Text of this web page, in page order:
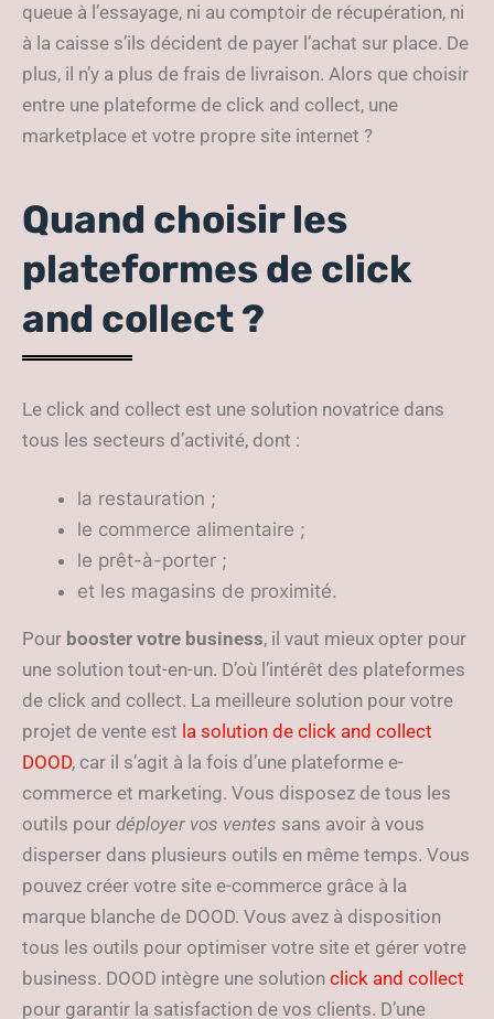
queue à l’essayage, ni au comptoir de récupération, ni
à la caisse s’ils décident de payer l’achat sur place. De
plus, il n’y a plus de frais de livraison. Alors que choisir
entre une plateforme de click and collect, une
marketplace et votre propre site internet ?
Quand choisir les
plateformes de click
and collect ?
Le click and collect est une solution novatrice dans
tous les secteurs d’activité, dont :
la restauration ;
le commerce alimentaire ;
le prêt-à-porter ;
et les magasins de proximité.
Pour booster votre business, il vaut mieux opter pour
une solution tout-en-un. D’où l’intérêt des plateformes
de click and collect. La meilleure solution pour votre
projet de vente est la solution de click and collect
DOOD, car il s’agit à la fois d’une plateforme e-
commerce et marketing. Vous disposez de tous les
outils pour déployer vos ventes sans avoir à vous
disperser dans plusieurs outils en même temps. Vous
pouvez créer votre site e-commerce grâce à la
marque blanche de DOOD. Vous avez à disposition
tous les outils pour optimiser votre site et gérer votre
business. DOOD intègre une solution click and collect
pour garantir la satisfaction de vos clients. D’une